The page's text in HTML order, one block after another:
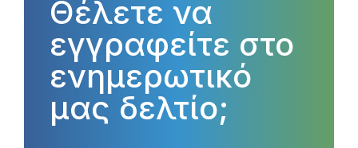
Θέλετε να
εγγραφείτε στο
ενημερωτικό
μας δελτίο;